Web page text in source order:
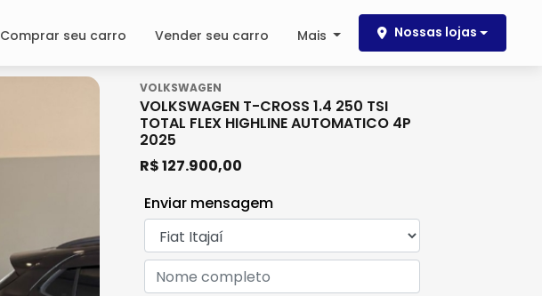
Comprar seu carro Vender seu carro Mais Nossas lojas
VOLKSWAGEN
VOLKSWAGEN T-CROSS 1.4 250 TSI
TOTAL FLEX HIGHLINE AUTOMATICO 4P
2025
R$ 127.900,00
Enviar mensagem